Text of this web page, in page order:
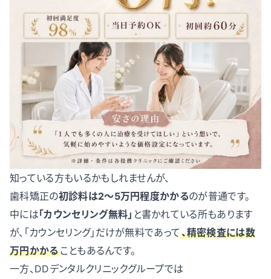
知っている方もいるかもしれませんが、
歯科矯正の初診料は2〜5万円程度かかるのが普通です。
中には「カウンセリング無料」 と書かれている所もあります
が、「カウンセリング」だけが無料であって、精密検査には数
万円かかることもあるんです。
一方、DDデンタルクリニックグループでは